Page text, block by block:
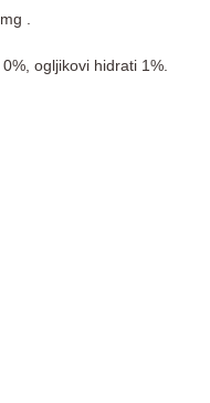
.
ogljikovi hidrati 1%.